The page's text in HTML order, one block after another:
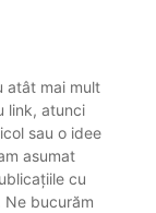
atât mai mult
link, atunci
sau o idee
asumat
cu
Ne bucurăm